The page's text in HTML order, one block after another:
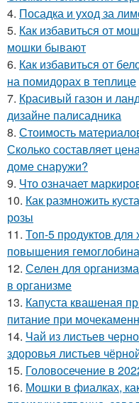
4. Посадка и уход за
5. Как избавиться от
мошки бывают
6. Как избавиться от
на помидорах в теплице
7. Красивый газон и
дизайне палисадника
8. Стоимость
Сколько составляет
доме снаружи?
9. Что означает
10. Как размножить
розы
11. Топ-5 продуктов для
повышения гемоглобина
12. Селен для
в организме
13. Капуста квашеная
питание при
14. Чай из листьев
здоровья листьев
15. Головосечение в
16. Мошки в фиалках,